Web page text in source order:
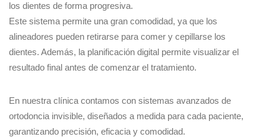
los dientes de forma progresiva.
Este sistema permite una gran comodidad, ya que los
alineadores pueden retirarse para comer y cepillarse los
dientes. Además, la planificación digital permite visualizar el
resultado final antes de comenzar el tratamiento.
En nuestra clínica contamos con sistemas avanzados de
ortodoncia invisible, diseñados a medida para cada paciente,
garantizando precisión, eficacia y comodidad.